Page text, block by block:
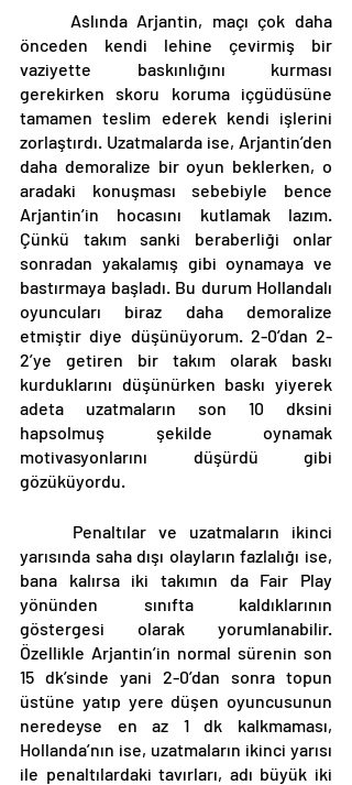
önceden kendi lehine çevirmiş bir
vaziyette baskınlığını kurması
gerekirken skoru koruma içgüdüsüne
tamamen teslim ederek kendi işlerini
zorlaştırdı. Uzatmalarda ise, Arjantin’den
daha demoralize bir oyun beklerken, o
aradaki konuşması sebebiyle bence
Arjantin’in hocasını kutlamak lazım.
Çünkü takım sanki beraberliği onlar
sonradan yakalamış gibi oynamaya ve
bastırmaya başladı. Bu durum Hollandalı
oyuncuları biraz daha demoralize
etmiştir diye düşünüyorum. 2-0’dan 2-
2’ye getiren bir takım olarak baskı
kurduklarını düşünürken baskı yiyerek
adeta uzatmaların son 10 dksini
hapsolmuş şekilde oynamak
motivasyonlarını düşürdü gibi
gözüküyordu.
yarısında saha dışı olayların fazlalığı ise,
bana kalırsa iki takımın da Fair Play
yönünden sınıfta kaldıklarının
göstergesi olarak yorumlanabilir.
Özellikle Arjantin’in normal sürenin son
15 dk’sinde yani 2-0’dan sonra topun
üstüne yatıp yere düşen oyuncusunun
neredeyse en az 1 dk kalkmaması,
Hollanda’nın ise, uzatmaların ikinci yarısı
ile penaltılardaki tavırları, adı büyük iki